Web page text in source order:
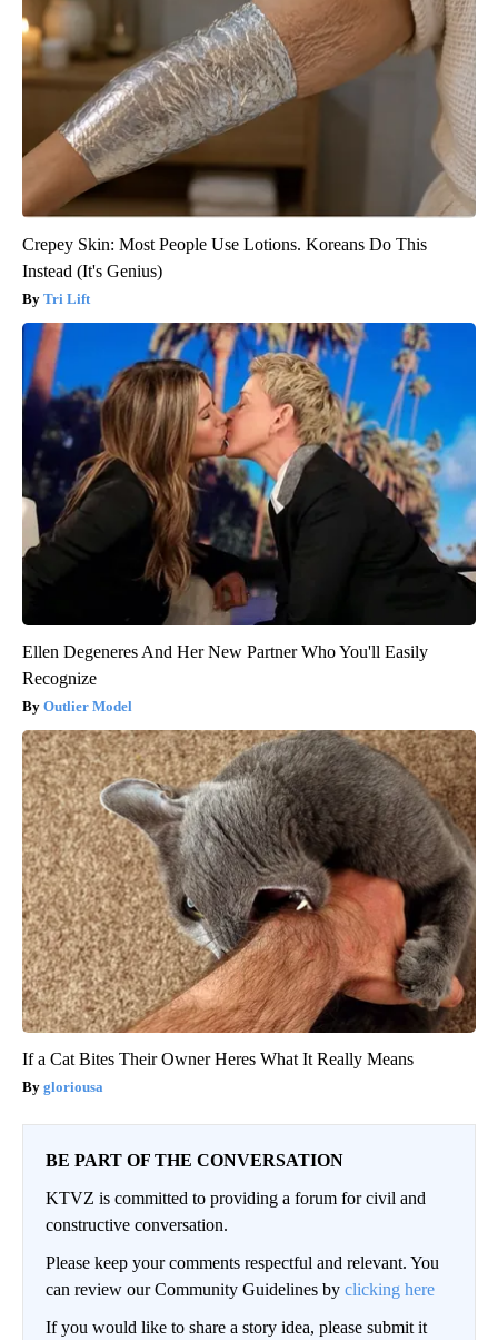
Crepey Skin: Most People Use Lotions. Koreans Do This
Instead (It's Genius)
Tri Lift
Ellen Degeneres And Her New Partner Who You'll Easily
Recognize
Outlier Model
If a Cat Bites Their Owner Heres What It Really Means
gloriousa
BE PART OF THE CONVERSATION
KTVZ is committed to providing a forum for civil and
constructive conversation.
Please keep your comments respectful and relevant. You
can review our Community Guidelines by clicking here
If you would like to share a story idea, please submit it